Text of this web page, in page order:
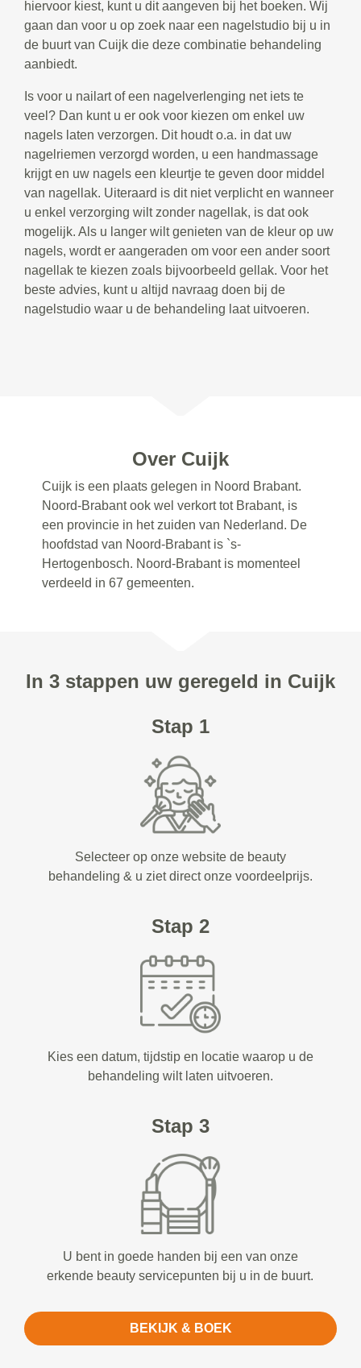
hiervoor kiest, kunt u dit aangeven bij het boeken. Wij
gaan dan voor u op zoek naar een nagelstudio bij u in
de buurt van Cuijk die deze combinatie behandeling
aanbiedt.
Is voor u nailart of een nagelverlenging net iets te
veel? Dan kunt u er ook voor kiezen om enkel uw
nagels laten verzorgen. Dit houdt o.a. in dat uw
nagelriemen verzorgd worden, u een handmassage
krijgt en uw nagels een kleurtje te geven door middel
van nagellak. Uiteraard is dit niet verplicht en wanneer
u enkel verzorging wilt zonder nagellak, is dat ook
mogelijk. Als u langer wilt genieten van de kleur op uw
nagels, wordt er aangeraden om voor een ander soort
nagellak te kiezen zoals bijvoorbeeld gellak. Voor het
beste advies, kunt u altijd navraag doen bij de
nagelstudio waar u de behandeling laat uitvoeren.
Over Cuijk
Cuijk is een plaats gelegen in Noord Brabant.
Noord-Brabant ook wel verkort tot Brabant, is
een provincie in het zuiden van Nederland. De
hoofdstad van Noord-Brabant is `s-
Hertogenbosch. Noord-Brabant is momenteel
verdeeld in 67 gemeenten.
In 3 stappen uw geregeld in Cuijk
Stap 1
Selecteer op onze website de beauty
behandeling & u ziet direct onze voordeelprijs.
Stap 2
Kies een datum, tijdstip en locatie waarop u de
behandeling wilt laten uitvoeren.
Stap 3
U bent in goede handen bij een van onze
erkende beauty servicepunten bij u in de buurt.
BEKIJK & BOEK